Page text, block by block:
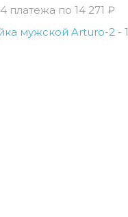
4 платежа по 14 271 ₽